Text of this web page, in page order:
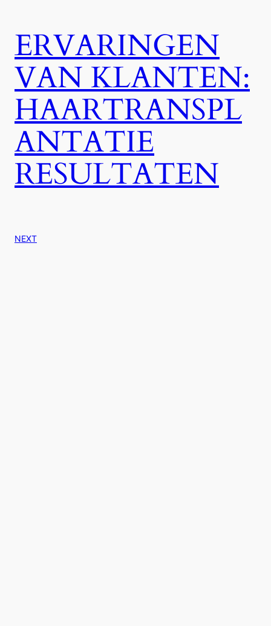
ERVARINGEN
VAN KLANTEN:
HAARTRANSPL
ANTATIE
RESULTATEN
NEXT